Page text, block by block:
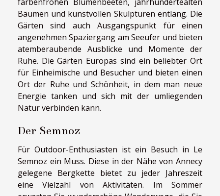
Bäumen und kunstvollen Skulpturen entlang. Die
Gärten sind auch Ausgangspunkt für einen
angenehmen Spaziergang am Seeufer und bieten
atemberaubende Ausblicke und Momente der
Ruhe. Die Gärten Europas sind ein beliebter Ort
für Einheimische und Besucher und bieten einen
Ort der Ruhe und Schönheit, in dem man neue
Energie tanken und sich mit der umliegenden
Natur verbinden kann.
Der Semnoz
Für Outdoor-Enthusiasten ist ein Besuch in Le
Semnoz ein Muss. Diese in der Nähe von Annecy
gelegene Bergkette bietet zu jeder Jahreszeit
eine Vielzahl von Aktivitäten. Im Sommer